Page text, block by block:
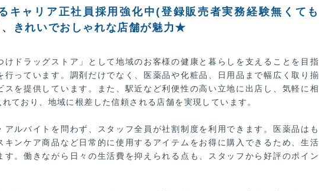
キャリア正社員採用強化中(登録販売者実務経験無くても
きれいでおしゃれな店舗が魅力★
けドラッグストア」として地域のお客様の健康と暮らしを支えることを目指
行っています。調剤だけでなく、医薬品や化粧品、日用品まで幅広く取り揃
スを提供しています。また、駅近など利便性の高い立地に出店し、気軽に相
ており、地域に根差した信頼される店舗を実現しています。
アルバイトを問わず、スタッフ全員が社割制度を利用できます。医薬品はも
キンケア商品など日常的に使用するアイテムをお得に購入できるため、生活
す。働きながら日々の生活費を抑えられる点も、スタッフから好評のポイン